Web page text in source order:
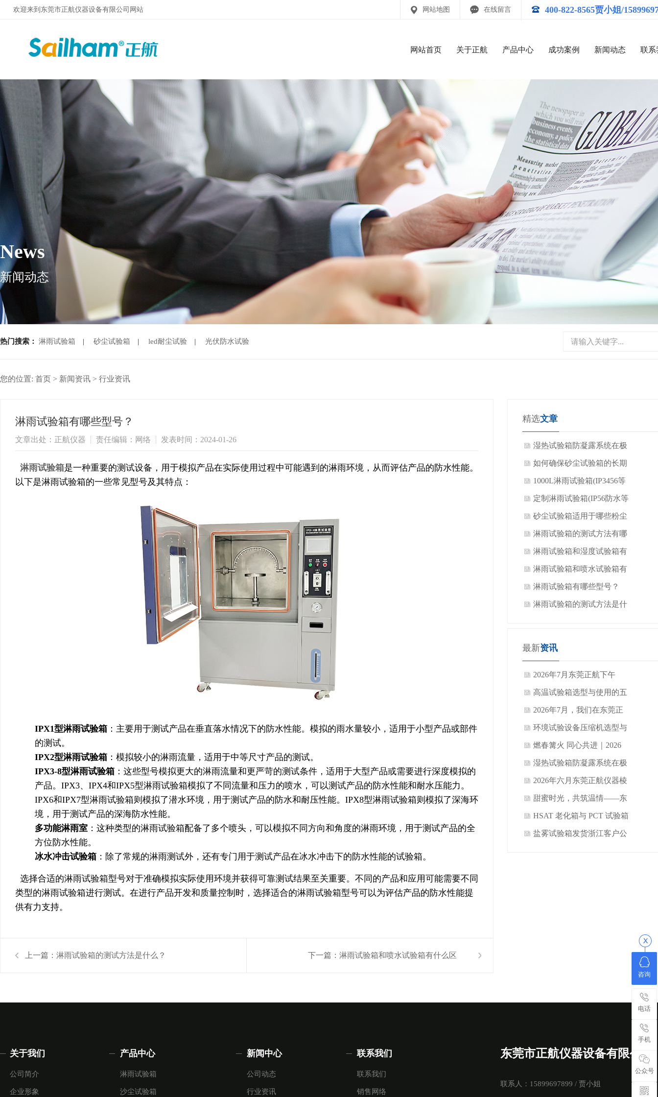
欢迎来到东莞市正航仪器设备有限公司网站 网站地图 在线留言 400-822-8565贾小姐/
网站首页 关于正航 产品中心 成功案例 新闻动态 联系
News
新闻动态
热门搜索： 淋雨试验箱 | 砂尘试验箱 | led耐尘试验 | 光伏防水试验 请输入关键字...
您的位置: 首页 > 新闻资讯 > 行业资讯
淋雨试验箱有哪些型号？
文章出处：正航仪器 责任编辑：网络 发表时间：2024-01-26
淋雨试验箱是一种重要的测试设备，用于模拟产品在实际使用过程中可能遇到的淋雨环境，从而评估产品的防水性能。
以下是淋雨试验箱的一些常见型号及其特点：
IPX1型淋雨试验箱 ：主要用于测试产品在垂直落水情况下的防水性能。模拟的雨水量较小，适用于小型产品或部件
的测试。
IPX2型淋雨试验箱 ：模拟较小的淋雨流量，适用于中等尺寸产品的测试。
IPX3-8型淋雨试验箱 ：这些型号模拟更大的淋雨流量和更严苛的测试条件，适用于大型产品或需要进行深度模拟的
产品。IPX3、IPX4和IPX5型淋雨试验箱模拟了不同流量和压力的喷水，可以测试产品的防水性能和耐水压能力。
IPX6和IPX7型淋雨试验箱则模拟了潜水环境，用于测试产品的防水和耐压性能。IPX8型淋雨试验箱则模拟了深海环
境，用于测试产品的深海防水性能。
多功能淋雨室 ：这种类型的淋雨试验箱配备了多个喷头，可以模拟不同方向和角度的淋雨环境，用于测试产品的全
方位防水性能。
冰水冲击试验箱 ：除了常规的淋雨测试外，还有专门用于测试产品在冰水冲击下的防水性能的试验箱。
选择合适的淋雨试验箱型号对于准确模拟实际使用环境并获得可靠测试结果至关重要。不同的产品和应用可能需要不同
类型的淋雨试验箱进行测试。在进行产品开发和质量控制时，选择适合的淋雨试验箱型号可以为评估产品的防水性能提
供有力支持。
上一篇： 淋雨试验箱的测试方法是什么？ 下一篇： 淋雨试验箱和喷水试验箱有什么区
精选文章
​湿热试验箱防凝露系统在极
端工况下的性能边界与裕量
设计
如何确保砂尘试验箱的长期
稳定运行
1000L淋雨试验箱(IP3456等
级)与150L氙灯老化箱发货
江西客户公司
定制淋雨试验箱(IP56防水等
级)送货惠州做智能家居客户
砂尘试验箱适用于哪些粉尘
淋雨试验箱的测试方法有哪
些？
淋雨试验箱和湿度试验箱有
什么区别？
淋雨试验箱和喷水试验箱有
什么区别？
淋雨试验箱有哪些型号？
淋雨试验箱的测试方法是什
最新资讯
2026年7月东莞正航下午
茶：让忙碌在甜意里慢下来
高温试验箱选型与使用的五
大技术误区
2026年7月，我们在东莞正
航把心聚得更紧了
环境试验设备压缩机选型与
匹配的节能逻辑与技术原则
燃春篝火 同心共进｜2026
年 4 月正航销售精英欢聚
SMT 佛系跑团
​湿热试验箱防凝露系统在极
端工况下的性能边界与裕量
设计
2026年六月东莞正航仪器棱
角之间：一场关于精密与丰
收的端午叙事
甜蜜时光，共筑温情——东
莞正航仪器设备有限公司
2026年6月员工生日会圆满
HSAT 老化箱与 PCT 试验箱
区别及选购正航仪器的优势
盐雾试验箱发货浙江客户公
关于我们
公司简介
企业形象
产品中心
淋雨试验箱
沙尘试验箱
新闻中心
公司动态
行业资讯
联系我们
联系我们
销售网络
东莞市正航仪器设备有限公司
联系人：15899697899 / 贾小姐
咨询
电话
手机
公众号